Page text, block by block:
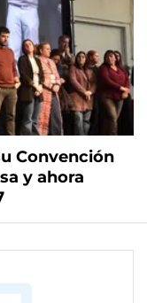
Convención
y ahora